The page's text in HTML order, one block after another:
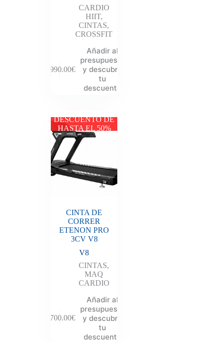
CARDIO
HIIT,
CINTAS,
CROSSFIT
2,990.00€
Añadir al
presupuesto
y descubre
tu
descuento
DESCUENTO DE
HASTA EL 50%
CINTA DE
CORRER
ETENON PRO
3CV V8
V8
CINTAS,
MAQ
CARDIO
5,700.00€
Añadir al
presupuesto
y descubre
tu
descuento